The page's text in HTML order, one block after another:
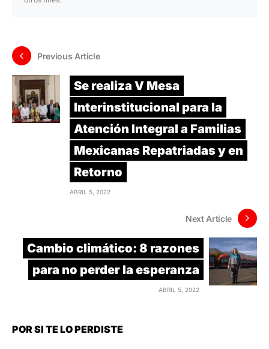
Previous Article
Se realiza V Mesa
Interinstitucional para la
Atención Integral a Familias
Mexicanas Repatriadas y en
Retorno
ABRIL 5, 2022
Next Article
Cambio climático: 8 razones
para no perder la esperanza
ABRIL 5, 2022
POR SI TE LO PERDISTE